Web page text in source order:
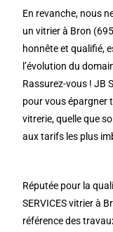
En revanche, nous
un vitrier à Bron
honnête et qualifié,
l’évolution du
Rassurez-vous ! JB
pour vous épargner
vitrerie, quelle que
aux tarifs les plus
Réputée pour la
SERVICES vitrier à
référence des